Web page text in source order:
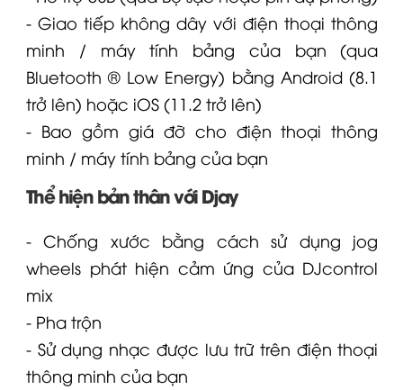
- Giao tiếp không dây với điện thoại thông
minh / máy tính bảng của bạn (qua
Bluetooth ® Low Energy) bằng Android (8.1
trở lên) hoặc iOS (11.2 trở lên)
- Bao gồm giá đỡ cho điện thoại thông
minh / máy tính bảng của bạn
Thể hiện bản thân với Djay
- Chống xước bằng cách sử dụng jog
wheels phát hiện cảm ứng của DJcontrol
mix
- Pha trộn
- Sử dụng nhạc được lưu trữ trên điện thoại
thông minh của bạn